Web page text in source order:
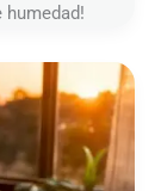
humedad!